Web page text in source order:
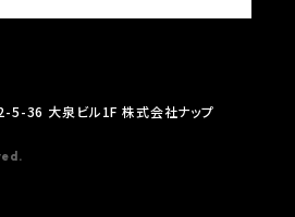
36 大泉ビル1F 株式会社ナップ